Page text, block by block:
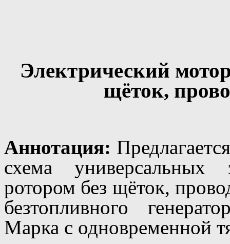
Электрический
щёток,
Аннотация:
схема универсальных
ротором без щёток,
безтопливного
Марка с одновременной